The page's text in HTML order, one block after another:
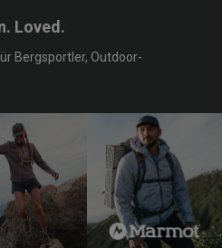
Loved.
Bergsportler, Outdoor-